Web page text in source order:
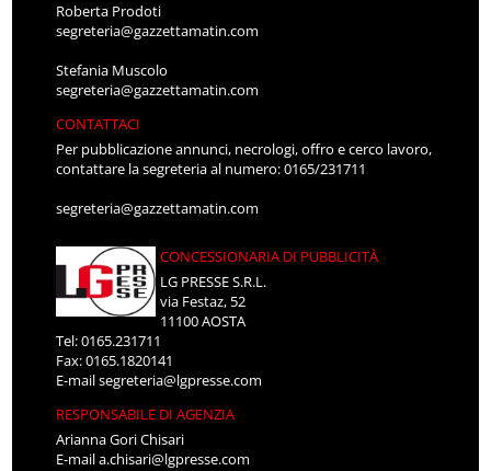
Roberta Prodoti
segreteria@gazzettamatin.com
Stefania Muscolo
segreteria@gazzettamatin.com
CONTATTACI
Per pubblicazione annunci, necrologi, offro e cerco lavoro,
contattare la segreteria al numero: 0165/231711
segreteria@gazzettamatin.com
CONCESSIONARIA DI PUBBLICITÀ
LG PRESSE S.R.L.
via Festaz, 52
11100 AOSTA
Tel: 0165.231711
Fax: 0165.1820141
E-mailsegreteria@lgpresse.com
RESPONSABILE DI AGENZIA
Arianna Gori Chisari
E-maila.chisari@lgpresse.com